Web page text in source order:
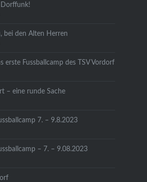
bei den Alten Herren
erste Fussballcamp des TSV Vordorf
– eine runde Sache
7. – 9.8.2023
– 7. – 9.08.2023